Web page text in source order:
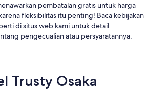
pembatalan gratis untuk harga
fleksibilitas itu penting! Baca kebijakan
di situs web kami untuk detail
pengecualian atau persyaratannya.
Trusty Osaka